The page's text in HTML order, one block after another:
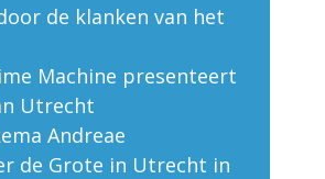
de klanken van het
Machine presenteert
Utrecht
Andreae
de Grote in Utrecht in